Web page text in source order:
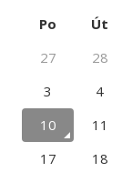
Po
Út
27
28
3
4
10
11
17
18